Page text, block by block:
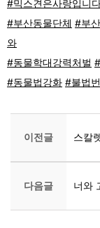
#믹스견은사랑입니
#부산동물단체 #부
와
#동물학대강력처벌
#동물법강화 #불법
이전글 스칼
다음글 너와